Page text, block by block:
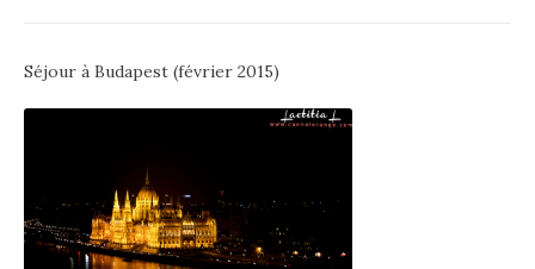
Séjour à Budapest (février 2015)